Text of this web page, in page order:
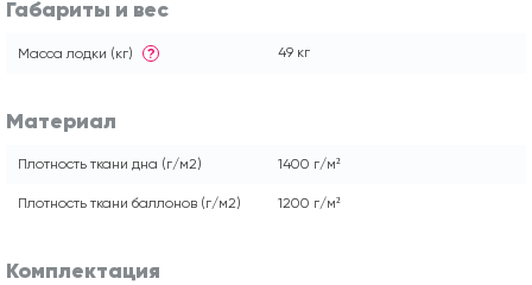
Габариты и вес
Масса лодки (кг) ? 49 кг
Материал
Плотность ткани дна (г/м2) 1400 г/м²
Плотность ткани баллонов (г/м2) 1200 г/м²
Комплектация